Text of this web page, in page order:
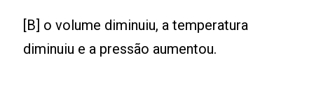
[B] o volume diminuiu, a temperatura
diminuiu e a pressão aumentou.